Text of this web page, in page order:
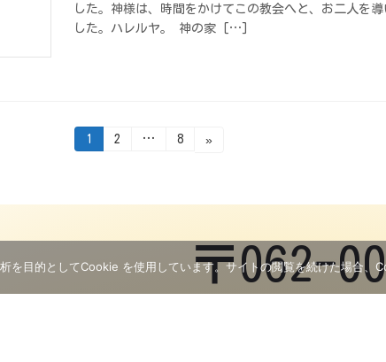
した。神様は、時間をかけてこの教会へと、お二人を
した。ハレルヤ。 神の家 […]
固
定
1
固
2 …
固
8 »
〒062-
を目的としてCookie を使用しています。サイトの閲覧を続けた場合、